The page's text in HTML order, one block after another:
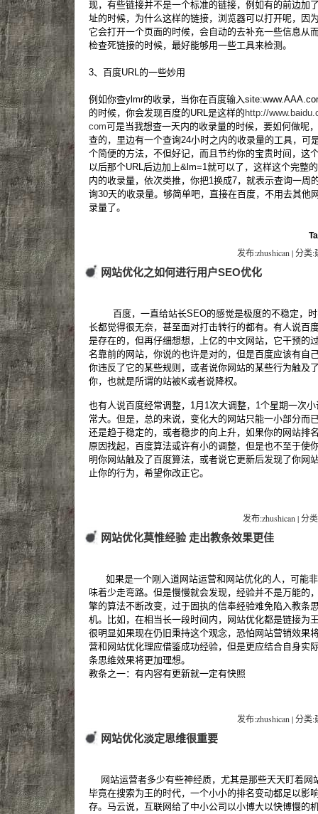
现，有些链接并不是一个标准的链接，例如有的前边加
址的时候，为什么这样的链接，浏览器可以打开呢，因
它会打开一个页面的时候，会自动的去补充一些信息从
检查死链接的时候，最好能够用一些工具来检测。
3、百度URL的一些妙用
例如你查ylmr的收录，当你在百度输入
的时候，你会发现百度的URL是这样的 http://
com可是当我想查一天内的收录量的时候，要如何做呢
查的，里边有一个查询24小时之内的收录量的工具，可
个简便的方法，不但好记，而且节约你的宝贵时间，这
以后那个URL后边加上&lm=1就可以了，这样这个完整
内的收录量，依次类推，你把1换成7，就表示查询一周
询30天的收录量。够简单吧，直接在百度，不用去其他
录量了。
发布:zhushican | 分类
网站优化之如何进行用户SEO优化
百度，一直给站长SEO的感觉是极度的不稳定，时
长都觉得很无奈，甚至面对打击转行的都有。有人说百
是存在的，但再仔细想想，上亿的中文网站，它干预的
名靠前的网站，你说的也许是对的，但是百度应该有自
你违反了它的某些规则，或者说你网站的某些行为触及
你，也就是所谓的站被K或者说降权。
也有人说百度经常调整，1月1次大调整，1个星期一次
常大。但是，总的来说，变化大的网站只能一小部分而
还是趋于稳定的，或者稳步的向上升，如果你的网站排
原因找起，百度算法或许有小的调整，但是也不至于使
明你网站触及了百度算法，或者说它更新后发现了你网
止你的行为，希望你改正它。
发布:zhushican | 分
网站优化莫惟经验 走出教条效果更佳
如果是一个刚入道网站运营和网站优化的人，可能
味着少走弯路。但是慢慢就会发现，经验并不是万能的
擎的算法不断改变，过于固执的信奉经验难免陷入教条
机。比如，在相当长一段时间内，网站优化都是链接为
很明显如果现在仍旧秉持这个观念，恐怕网站营销效果
营和网站优化理应借鉴成功经验，但是更应结合自身实
条思维效果将更加理想。
教条之一：有内容有更新就一定有快照
发布:zhushican | 分类
网站优化淡定思维很重要
网站运营者多少有些神经质，尤其是那些天天盯着网
毕竟在搜索为王的时代，一个小小的排名变动都足以影
存。马云说，互联网给了中小公司以小博大以快博慢的